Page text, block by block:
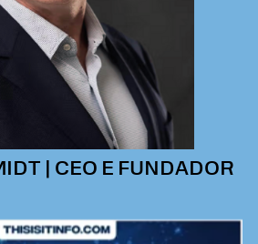
| CEO E FUNDADOR